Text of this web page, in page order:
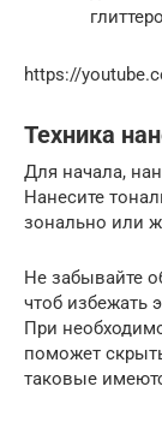
https://
Техника
Для начала,
Нанесите
зонально или
Не забывайте
чтоб избежать
При
поможет
таковые